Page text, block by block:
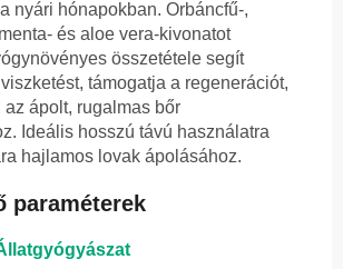
nyári hónapokban. Orbáncfű-,
és aloe vera-kivonatot
összetétele segít
támogatja a regenerációt,
ápolt, rugalmas bőr
Ideális hosszú távú használatra
hajlamos lovak ápolásához.
paraméterek